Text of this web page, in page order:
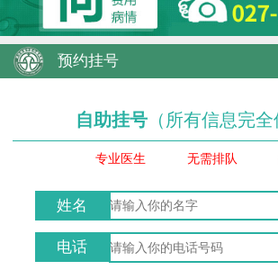
预约挂号
自助挂号 （所有信息完全
专业医生 无需排队
姓名
电话